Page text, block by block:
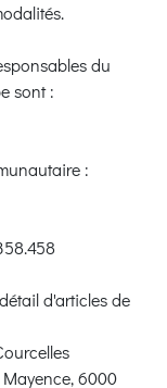
du
sont :
:
d'articles de
6000